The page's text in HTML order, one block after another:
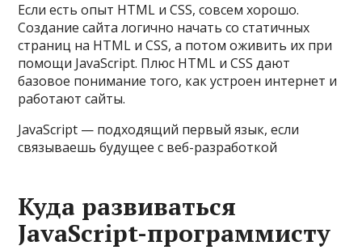
Если есть опыт HTML и CSS, совсем хорошо.
Создание сайта логично начать со статичных
страниц на HTML и CSS, а потом оживить их при
помощи JavaScript. Плюс HTML и CSS дают
базовое понимание того, как устроен интернет и
работают сайты.
JavaScript — подходящий первый язык, если
связываешь будущее с веб-разработкой
Куда развиваться
JavaScript-программисту